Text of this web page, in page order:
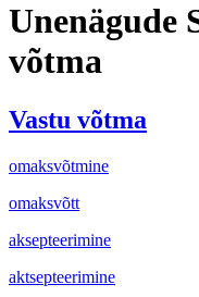
Unenägude
võtma
Vastu võtma
omaksvõtmine
omaksvõtt
aksepteerimine
aktsepteerimine